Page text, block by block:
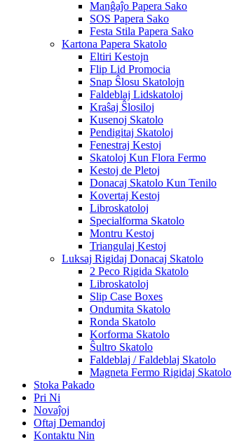
Manĝaĵo Papera Sako
SOS Papera Sako
Festa Stila Papera Sako
Kartona Papera Skatolo
Eltiri Kestojn
Flip Lid Promocia
Snap Ŝlosu Skatolojn
Faldeblaj Lidskatoloj
Kraŝaj Ŝlosiloj
Kusenoj Skatolo
Pendigitaj Skatoloj
Fenestraj Kestoj
Skatoloj Kun Flora Fermo
Kestoj de Pletoj
Donacaj Skatolo Kun Tenilo
Kovertaj Kestoj
Libroskatoloj
Specialforma Skatolo
Montru Kestoj
Triangulaj Kestoj
Luksaj Rigidaj Donacaj Skatolo
2 Peco Rigida Skatolo
Libroskatoloj
Slip Case Boxes
Ondumita Skatolo
Ronda Skatolo
Korforma Skatolo
Ŝultro Skatolo
Faldeblaj / Faldeblaj Skatolo
Magneta Fermo Rigidaj Skatolo
Stoka Pakado
Pri Ni
Novaĵoj
Oftaj Demandoj
Kontaktu Nin